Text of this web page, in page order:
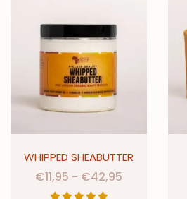
WHIPPED SHEABUTTER
€11,95 - €42,95